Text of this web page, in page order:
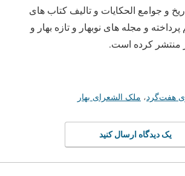
و جوامع الحکایات و تالیف کتاب های
و مجله های نوبهار و تازه بهار و
منتشر کرده است.
هفت‌گرد، ملک الشعرای بهار
یک دیدگاه ارسال کنید